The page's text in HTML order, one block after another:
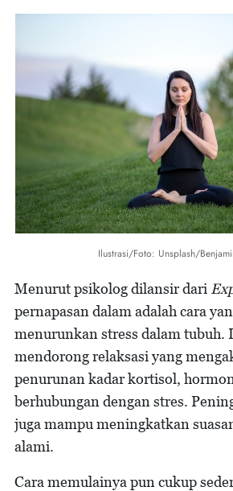
Ilustrasi/Foto: Unsplash/
Menurut psikolog dilansir dari
pernapasan dalam adalah cara
menurunkan stress dalam tubuh.
mendorong relaksasi yang
penurunan kadar kortisol,
berhubungan dengan stres.
juga mampu meningkatkan
alami.
Cara memulainya pun cukup